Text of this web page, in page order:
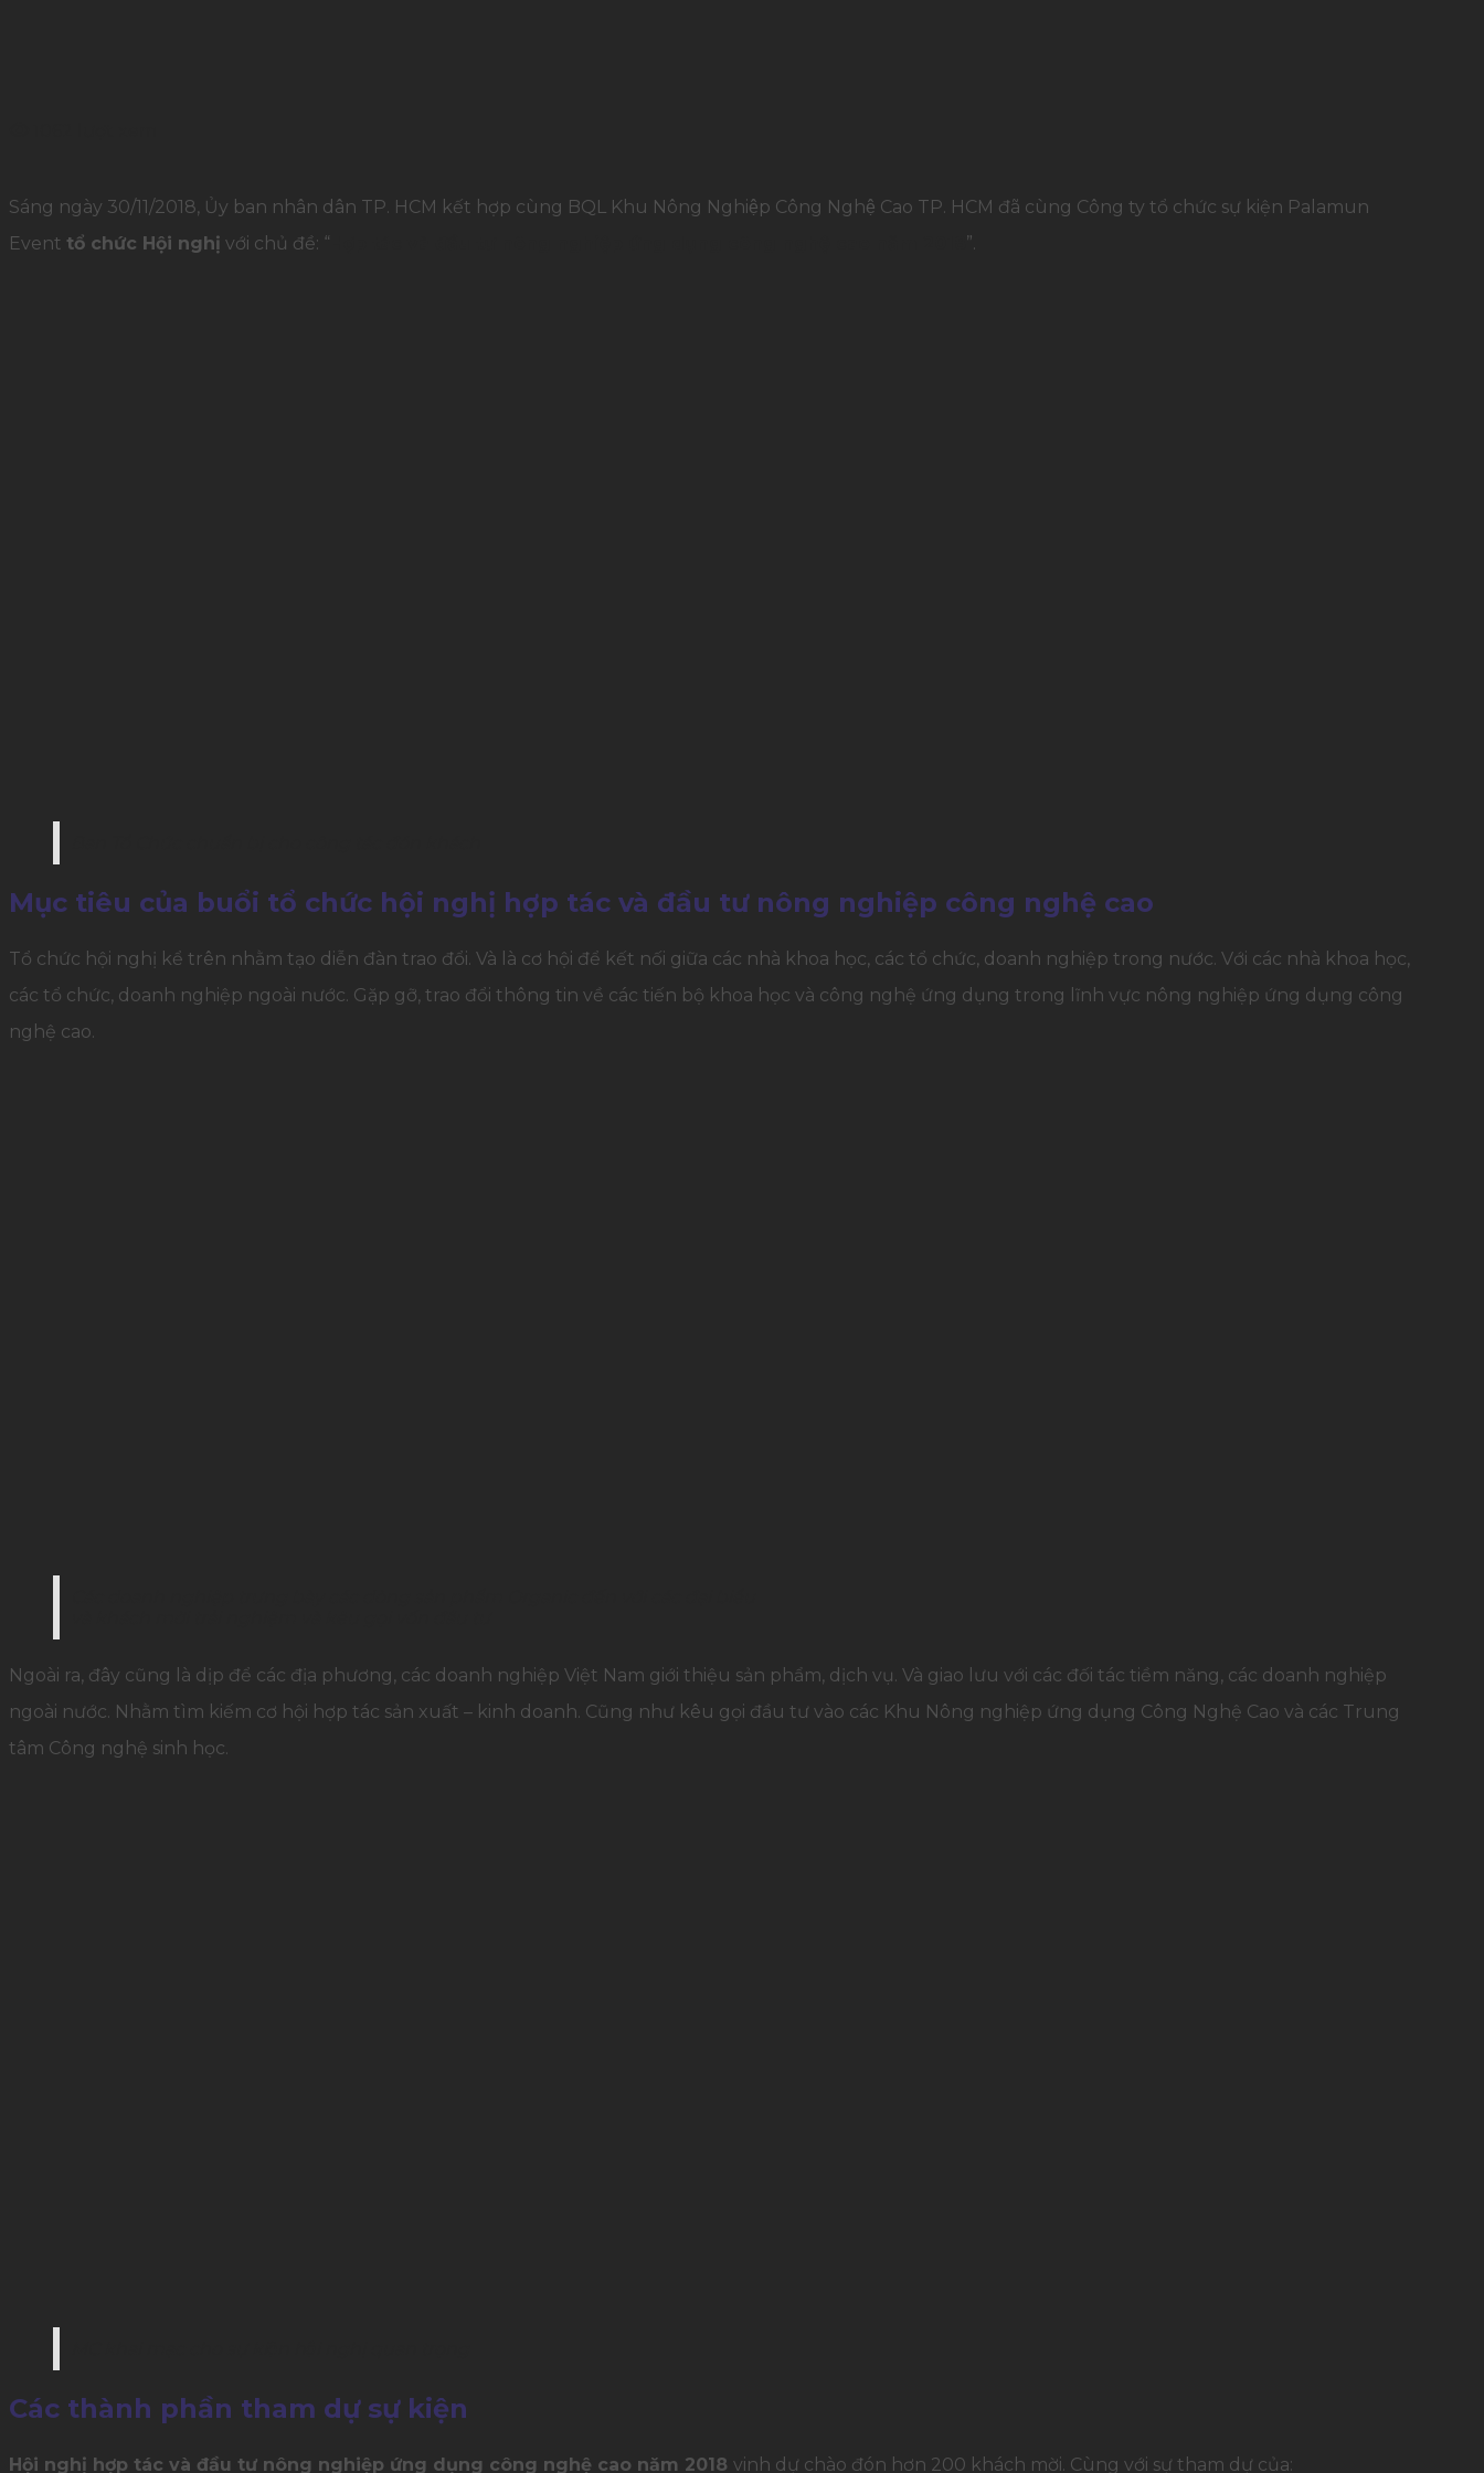
Sáng ngày 30/11/2018, Ủy ban nhân dân TP. HCM kết hợp cùng BQL Khu Nông Nghiệp Công Nghệ Cao TP. HCM đã cùng Công ty tổ chức sự kiện Palamun
Event tổ chức Hội nghị với chủ đề: “ ”.
Mục tiêu của buổi tổ chức hội nghị hợp tác và đầu tư nông nghiệp công nghệ cao
Tổ chức hội nghị kể trên nhằm tạo diễn đàn trao đổi. Và là cơ hội để kết nối giữa các nhà khoa học, các tổ chức, doanh nghiệp trong nước. Với các nhà khoa học,
các tổ chức, doanh nghiệp ngoài nước. Gặp gỡ, trao đổi thông tin về các tiến bộ khoa học và công nghệ ứng dụng trong lĩnh vực nông nghiệp ứng dụng công
nghệ cao.
Ngoài ra, đây cũng là dịp để các địa phương, các doanh nghiệp Việt Nam giới thiệu sản phẩm, dịch vụ. Và giao lưu với các đối tác tiềm năng, các doanh nghiệp
ngoài nước. Nhằm tìm kiếm cơ hội hợp tác sản xuất – kinh doanh. Cũng như kêu gọi đầu tư vào các Khu Nông nghiệp ứng dụng Công Nghệ Cao và các Trung
tâm Công nghệ sinh học.
Các thành phần tham dự sự kiện
Hội nghị hợp tác và đầu tư nông nghiệp ứng dụng công nghệ cao năm 2018 vinh dự chào đón hơn 200 khách mời. Cùng với sự tham dự của: